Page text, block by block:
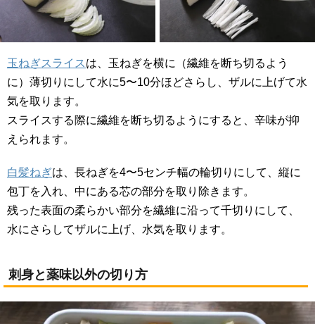
玉ねぎスライスは、玉ねぎを横に（繊維を断ち切るよう
に）薄切りにして水に5〜10分ほどさらし、ザルに上げて水
気を取ります。
スライスする際に繊維を断ち切るようにすると、辛味が抑
えられます。
白髪ねぎは、長ねぎを4〜5センチ幅の輪切りにして、縦に
包丁を入れ、中にある芯の部分を取り除きます。
残った表面の柔らかい部分を繊維に沿って千切りにして、
水にさらしてザルに上げ、水気を取ります。
刺身と薬味以外の切り方